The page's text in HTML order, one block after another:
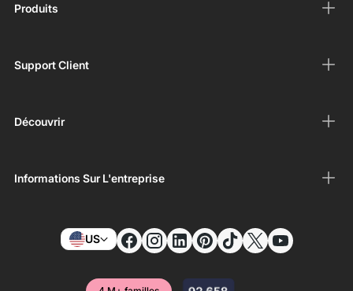
Produits
Support Client
Découvrir
Informations Sur L'entreprise
US